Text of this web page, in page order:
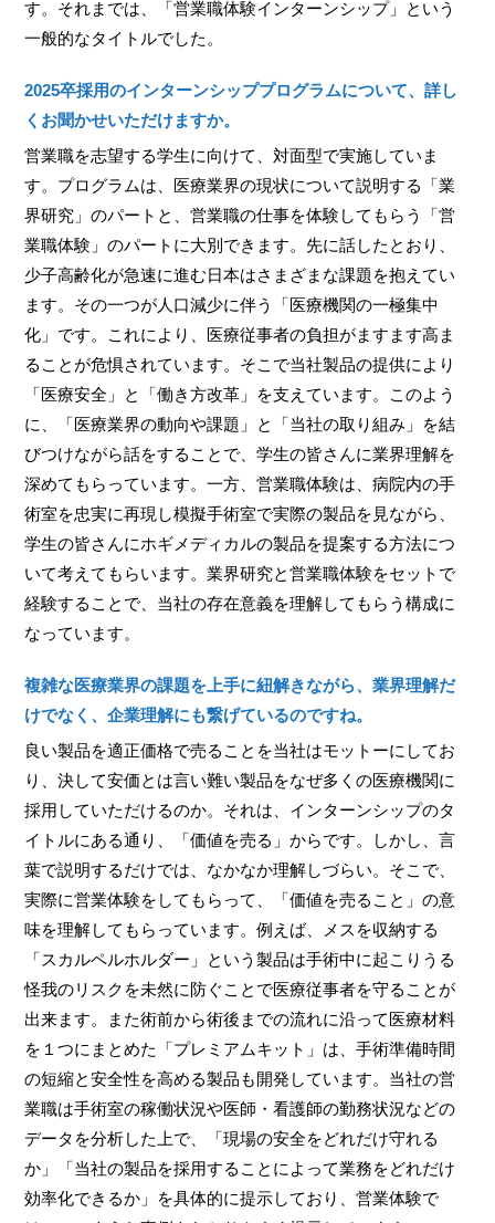
す。それまでは、「営業職体験インターンシップ」という
一般的なタイトルでした。
2025卒採用のインターンシッププログラムについて、詳し
くお聞かせいただけますか。
営業職を志望する学生に向けて、対面型で実施していま
す。プログラムは、医療業界の現状について説明する「業
界研究」のパートと、営業職の仕事を体験してもらう「営
業職体験」のパートに大別できます。先に話したとおり、
少子高齢化が急速に進む日本はさまざまな課題を抱えてい
ます。その一つが人口減少に伴う「医療機関の一極集中
化」です。これにより、医療従事者の負担がますます高ま
ることが危惧されています。そこで当社製品の提供により
「医療安全」と「働き方改革」を支えています。このよう
に、「医療業界の動向や課題」と「当社の取り組み」を結
びつけながら話をすることで、学生の皆さんに業界理解を
深めてもらっています。一方、営業職体験は、病院内の手
術室を忠実に再現し模擬手術室で実際の製品を見ながら、
学生の皆さんにホギメディカルの製品を提案する方法につ
いて考えてもらいます。業界研究と営業職体験をセットで
経験することで、当社の存在意義を理解してもらう構成に
なっています。
複雑な医療業界の課題を上手に紐解きながら、業界理解だ
けでなく、企業理解にも繋げているのですね。
良い製品を適正価格で売ることを当社はモットーにしてお
り、決して安価とは言い難い製品をなぜ多くの医療機関に
採用していただけるのか。それは、インターンシップのタ
イトルにある通り、「価値を売る」からです。しかし、言
葉で説明するだけでは、なかなか理解しづらい。そこで、
実際に営業体験をしてもらって、「価値を売ること」の意
味を理解してもらっています。例えば、メスを収納する
「スカルペルホルダー」という製品は手術中に起こりうる
怪我のリスクを未然に防ぐことで医療従事者を守ることが
出来ます。また術前から術後までの流れに沿って医療材料
を１つにまとめた「プレミアムキット」は、手術準備時間
の短縮と安全性を高める製品も開発しています。当社の営
業職は手術室の稼働状況や医師・看護師の勤務状況などの
データを分析した上で、「現場の安全をどれだけ守れる
か」「当社の製品を採用することによって業務をどれだけ
効率化できるか」を具体的に提示しており、営業体験で